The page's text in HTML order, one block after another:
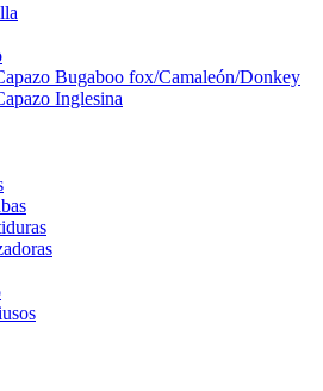
Bugaboo fox/Camaleón/Donkey
Inglesina